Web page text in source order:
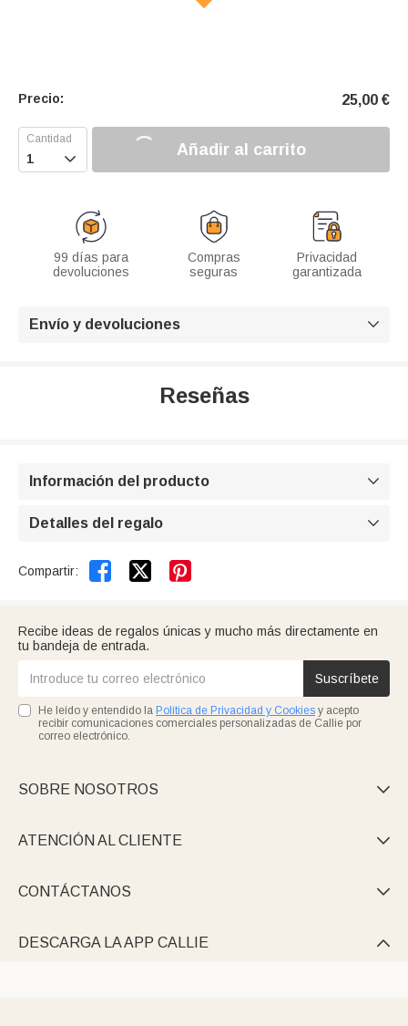
Precio: 25,00 €
 Añadir al carrito
99 días para
devoluciones
Compras
seguras
Privacidad
garantizada
Envío y devoluciones 
Reseñas
Información del producto 
Detalles del regalo 
Compartir:  
Recibe ideas de regalos únicas y mucho más directamente en
tu bandeja de entrada.
Suscríbete
He leído y entendido la Política de Privacidad y Cookies y acepto
recibir comunicaciones comerciales personalizadas de Callie por
correo electrónico.
SOBRE NOSOTROS 
ATENCIÓN AL CLIENTE 
CONTÁCTANOS 
DESCARGA LA APP CALLIE 